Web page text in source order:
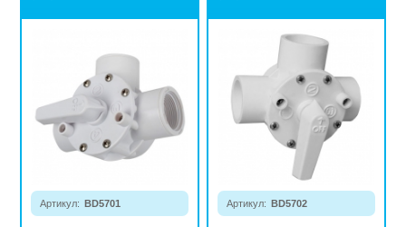
Артикул: BD5701 Артикул: BD5702